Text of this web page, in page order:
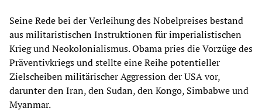
Seine Rede bei der Verleihung des Nobelpreises bestand
aus militaristischen Instruktionen für imperialistischen
Krieg und Neokolonialismus. Obama pries die Vorzüge des
Präventivkriegs und stellte eine Reihe potentieller
Zielscheiben militärischer Aggression der USA vor,
darunter den Iran, den Sudan, den Kongo, Simbabwe und
Myanmar.